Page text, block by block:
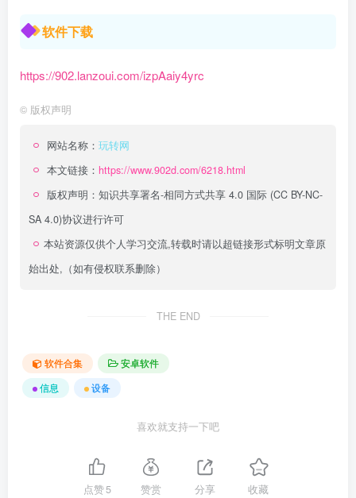
软件下载
https://902.lanzoui.com/izpAaiy4yrc
© 版权声明
网站名称： 玩转网
本文链接： https://www.902d.com/6218.html
版权声明： 知识共享署名-相同方式共享 4.0 国际 (CC BY-NC-
SA 4.0)协议进行许可
本站资源仅供个人学习交流,转载时请以超链接形式标明文章原
始出处,（如有侵权联系删除）
THE END
软件合集
安卓软件
信息
设备
喜欢就支持一下吧
点赞5 赞赏 分享 收藏